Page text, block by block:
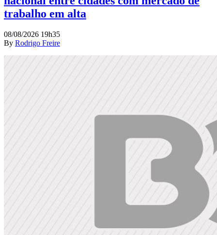
trabalho em alta
08/08/2026 19h35
By Rodrigo Freire